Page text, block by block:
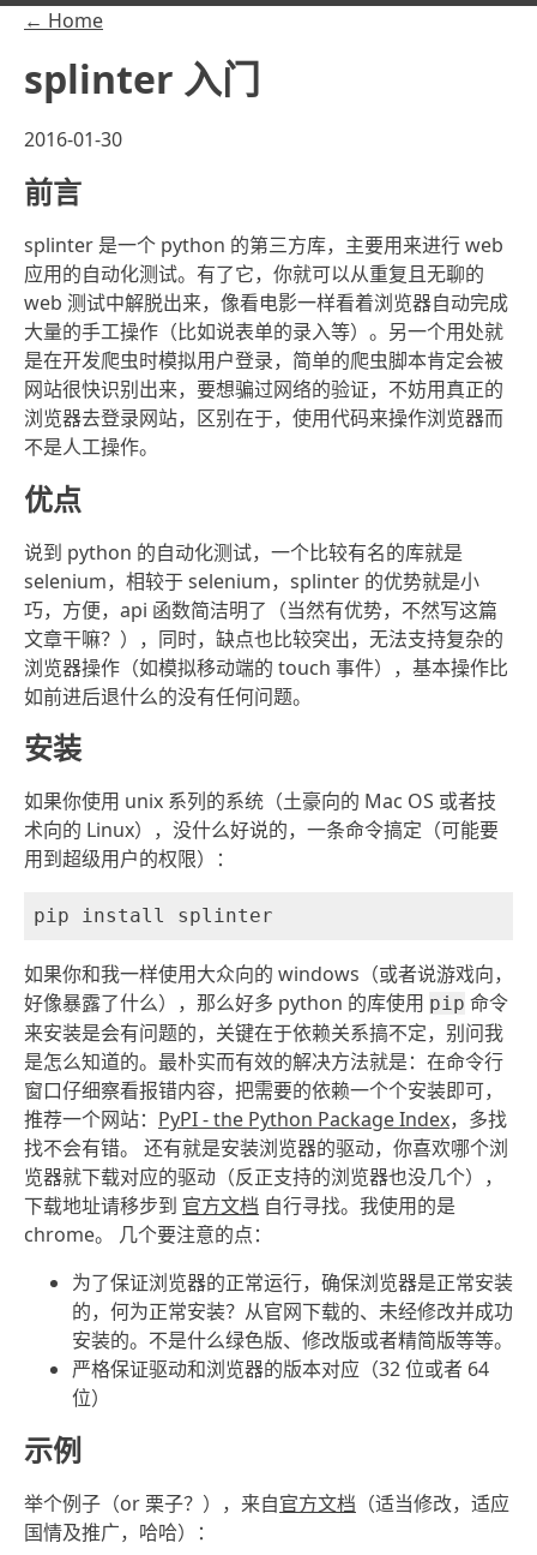
← Home
splinter 入门
2016-01-30
前言
splinter 是一个 python 的第三方库，主要用来进行 web
应用的自动化测试。有了它，你就可以从重复且无聊的
web 测试中解脱出来，像看电影一样看着浏览器自动完成
大量的手工操作（比如说表单的录入等）。另一个用处就
是在开发爬虫时模拟用户登录，简单的爬虫脚本肯定会被
网站很快识别出来，要想骗过网络的验证，不妨用真正的
浏览器去登录网站，区别在于，使用代码来操作浏览器而
不是人工操作。
优点
说到 python 的自动化测试，一个比较有名的库就是
selenium，相较于 selenium，splinter 的优势就是小
巧，方便，api 函数简洁明了（当然有优势，不然写这篇
文章干嘛？），同时，缺点也比较突出，无法支持复杂的
浏览器操作（如模拟移动端的 touch 事件），基本操作比
如前进后退什么的没有任何问题。
安装
如果你使用 unix 系列的系统（土豪向的 Mac OS 或者技
术向的 Linux），没什么好说的，一条命令搞定（可能要
用到超级用户的权限）：
如果你和我一样使用大众向的 windows（或者说游戏向，
好像暴露了什么），那么好多 python 的库使用 pip 命令
来安装是会有问题的，关键在于依赖关系搞不定，别问我
是怎么知道的。最朴实而有效的解决方法就是：在命令行
窗口仔细察看报错内容，把需要的依赖一个个安装即可，
推荐一个网站： PyPI - the Python Package Index，多找
找不会有错。 还有就是安装浏览器的驱动，你喜欢哪个浏
览器就下载对应的驱动（反正支持的浏览器也没几个），
下载地址请移步到 官方文档 自行寻找。我使用的是
chrome。 几个要注意的点：
为了保证浏览器的正常运行，确保浏览器是正常安装
的，何为正常安装？从官网下载的、未经修改并成功
安装的。不是什么绿色版、修改版或者精简版等等。
严格保证驱动和浏览器的版本对应（32 位或者 64
位）
示例
举个例子（or 栗子？），来自官方文档 （适当修改，适应
国情及推广，哈哈）：